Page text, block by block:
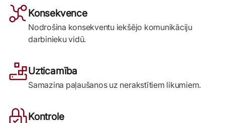
Konsekvence
Nodrošina konsekventu iekšējo komunikāciju
darbinieku vidū.
Uzticamība
Samazina paļaušanos uz nerakstītiem likumiem.
Kontrole